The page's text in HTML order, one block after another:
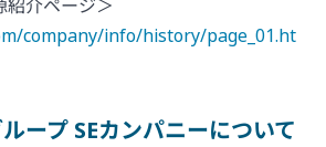
紹介ページ＞
company/info/history/page_01.ht
ープ SEカンパニーについて